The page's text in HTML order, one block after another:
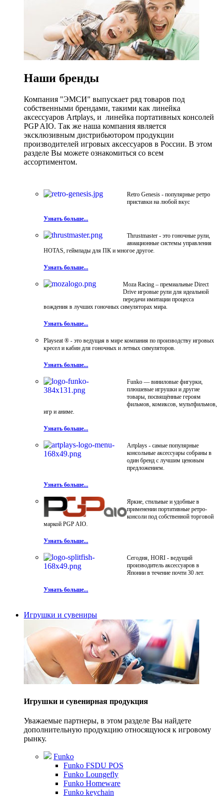
Наши бренды
Компания "ЭМСИ" выпускает ряд товаров под
собственными брендами, такими как линейка
аксессуаров Artplays, и линейка портативных консолей
PGP AIO. Так же наша компания является
эксклюзивным дистрибьютором продукции
производителей игровых аксессуаров в России. В этом
разделе Вы можете ознакомиться со всем
ассортиментом.
Retro Genesis - популярные ретро
приставки на любой вкус
Узнать больше...
Thrustmaster - это гоночные рули,
авиационные системы управления
HOTAS, геймпады для ПК и многое другое.
Узнать больше...
Moza Racing – премиальные Direct
Drive игровые рули для идеальной
передачи имитации процесса
вождения в лучших гоночных симуляторах мира.
Узнать больше...
Playseat ® - это ведущая в мире компания по производству игровых
кресел и кабин для гоночных и летных симуляторов.
Узнать больше...
Funko — виниловые фигурки,
плюшевые игрушки и другие
товары, посвящённые героям
фильмов, комиксов, мультфильмов,
игр и аниме.
Узнать больше...
Artplays - самые популярные
консольные аксессуары собраны в
один бренд с лучшим ценовым
предложением.
Узнать больше...
Яркие, стильные и удобные в
применении портативные ретро-
консоли под собственной торговой
маркой PGP AIO.
Узнать больше...
Сегодня, HORI - ведущий
производитель аксессуаров в
Японии в течение почти 30 лет.
Узнать больше...
Игрушки и сувениры
Игрушки и сувенирная продукция
Уважаемые партнеры, в этом разделе Вы найдете
дополнительную продукцию относящуюся к игровому
рынку.
Funko
Funko FSDU POS
Funko Loungefly
Funko Homeware
Funko keychain